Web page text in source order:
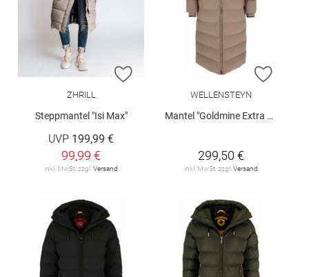
ZUR WUNSCHLISTE HINZUFÜGEN
ZHRILL
Steppmantel "Isi Max"
UVP 199,99 €
99,99 €
inkl. MwSt. zzgl. Versand
ZUR
WELLENSTEYN
Mantel "Goldmine Extra Long"
299,50 €
inkl. MwSt. zzgl. Versand